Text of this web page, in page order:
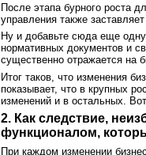
После этапа бурного роста
управления также
Ну и добавьте сюда еще
нормативных документов и
существенно отражается на
Итог таков, что изменения
показывает, что в крупных
изменений и в остальных.
2. Как следствие,
функционалом,
При каждом изменении